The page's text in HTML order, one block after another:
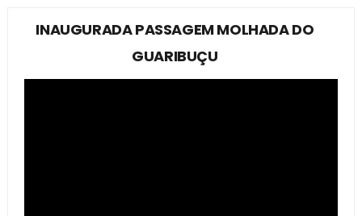
INAUGURADA PASSAGEM MOLHADA DO
GUARIBUÇU